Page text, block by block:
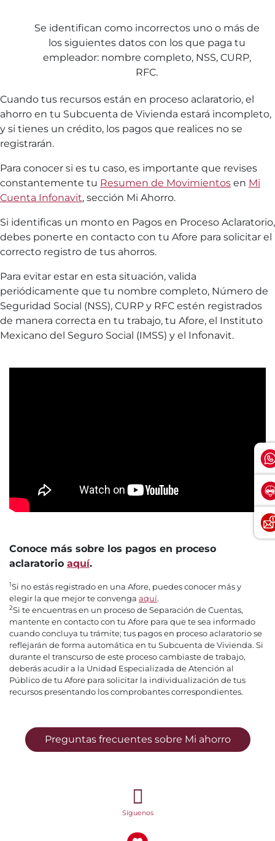
Se identifican como incorrectos uno o más de
los siguientes datos con los que paga tu
empleador: nombre completo, NSS, CURP,
RFC.
Cuando tus recursos están en proceso aclaratorio, el
ahorro en tu Subcuenta de Vivienda estará incompleto,
y si tienes un crédito, los pagos que realices no se
registrarán.
Para conocer si es tu caso, es importante que revises
constantemente tu Resumen de Movimientos en Mi
Cuenta Infonavit, sección Mi Ahorro.
Si identificas un monto en Pagos en Proceso Aclaratorio,
debes ponerte en contacto con tu Afore para solicitar el
correcto registro de tus ahorros.
Para evitar estar en esta situación, valida
periódicamente que tu nombre completo, Número de
Seguridad Social (NSS), CURP y RFC estén registrados
de manera correcta en tu trabajo, tu Afore, el Instituto
Mexicano del Seguro Social (IMSS) y el Infonavit.
Conoce más sobre los pagos en proceso
aclaratorio aquí.
1Si no estás registrado en una Afore, puedes conocer más y
elegir la que mejor te convenga aquí.
2Si te encuentras en un proceso de Separación de Cuentas,
mantente en contacto con tu Afore para que te sea informado
cuando concluya tu trámite; tus pagos en proceso aclaratorio se
reflejarán de forma automática en tu Subcuenta de Vivienda. Si
durante el transcurso de este proceso cambiaste de trabajo,
deberás acudir a la Unidad Especializada de Atención al
Público de tu Afore para solicitar la individualización de tus
recursos presentando los comprobantes correspondientes.
Preguntas frecuentes sobre Mi ahorro
Síguenos